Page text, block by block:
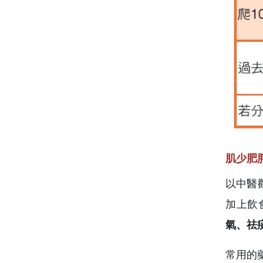
肌少肥
以中醫
加上飲
氣、祛
常用的